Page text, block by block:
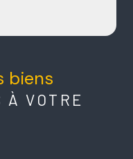
biens
À VOTRE